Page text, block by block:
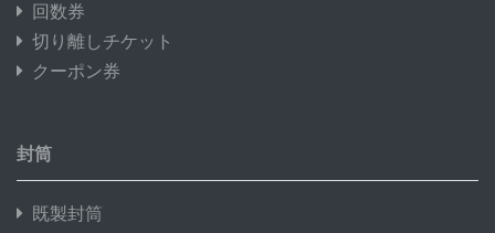
回数券
切り離しチケット
クーポン券
封筒
既製封筒